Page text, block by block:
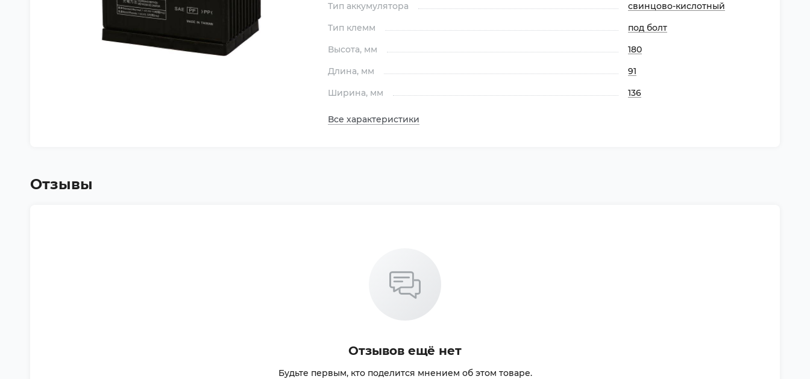
Тип аккумулятора
свинцово-кислотный
Тип клемм
под болт
Высота, мм
180
Длина, мм
91
Ширина, мм 136
Все характеристики
Отзывы
Отзывов ещё нет
Будьте первым, кто поделится мнением об этом товаре.